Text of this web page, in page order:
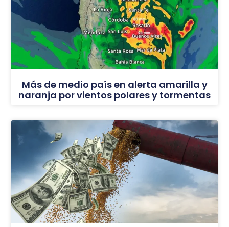
Más de medio país en alerta amarilla y
naranja por vientos polares y tormentas